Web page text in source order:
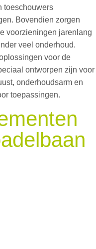
toeschouwers
Bovendien zorgen
voorzieningen jarenlang
veel onderhoud.
voor de
ontworpen zijn voor
onderhoudsarm en
toepassingen.